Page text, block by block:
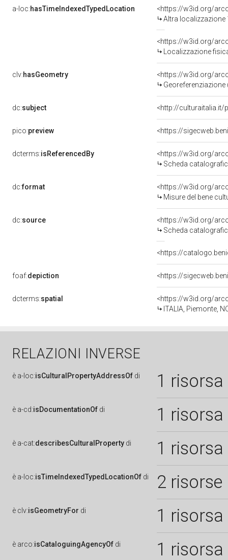
a-loc:hasTimeIndexedTypedLocation
<https://w3id.org/
Altra localizzazione
<https://w3id.org/
Localizzazione
clv:hasGeometry
<https://w3id.org/
dc:subject <http://culturaitalia.it/
pico:preview <https://
dcterms:isReferencedBy
<https://w3id.org/
Scheda
dc:format
<https://w3id.org/
Misure del bene
dc:source
<https://w3id.org/
Scheda
<https://
foaf:depiction <https://
dcterms:spatial
<https://w3id.org/
ITALIA, Piemonte,
RELAZIONI INVERSE
è a-loc:isCulturalPropertyAddressOf di 1 risorsa
è a-cd:isDocumentationOf di 1 risorsa
è a-cat:describesCulturalProperty di 1 risorsa
è a-loc:isTimeIndexedTypedLocationOf di 2 risorse
è clv:isGeometryFor di 1 risorsa
è arco:isCataloguingAgencyOf di 1 risorsa